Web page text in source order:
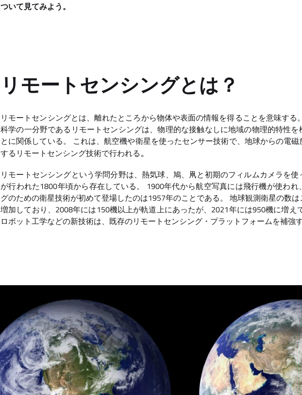
ついて見てみよう。
リモートセンシングとは？
リモートセンシングとは、離れたところから物体や表面の情報を得ることを意味する
科学の一分野であるリモートセンシングは、物理的な接触なしに地域の物理的特性を
とに関係している。 これは、航空機や衛星を使ったセンサー技術で、地球からの電
するリモートセンシング技術で行われる。
リモートセンシングという学問分野は、熱気球、鳩、凧と初期のフィルムカメラを
が行われた1800年頃から存在している。 1900年代から航空写真には飛行機が使われ
グのための衛星技術が初めて登場したのは1957年のことである。 地球観測衛星の数
増加しており、2008年には150機以上が軌道上にあったが、2021年には950機に増え
ロボット工学などの新技術は、既存のリモートセンシング・プラットフォームを補強す